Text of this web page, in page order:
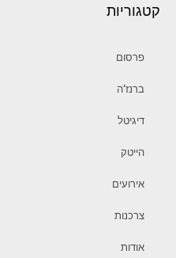
קטגוריות
פרסום
ברנז’ה
דיגיטל
הייטק
אירועים
צרכנות
אודות